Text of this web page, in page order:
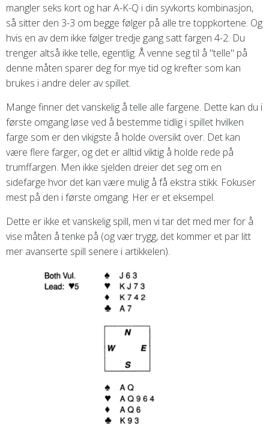
mangler seks kort og har A-K-Q i din syvkorts kombinasjon,
så sitter den 3-3 om begge følger på alle tre toppkortene. Og
hvis en av dem ikke følger tredje gang satt fargen 4-2. Du
trenger altså ikke telle, egentlig. Å venne seg til å "telle" på
denne måten sparer deg for mye tid og krefter som kan
brukes i andre deler av spillet.
Mange finner det vanskelig å telle alle fargene. Dette kan du i
første omgang løse ved å bestemme tidlig i spillet hvilken
farge som er den vikigste å holde oversikt over. Det kan
være flere farger, og det er alltid viktig å holde rede på
trumffargen. Men ikke sjelden dreier det seg om en
sidefarge hvor det kan være mulig å få ekstra stikk. Fokuser
mest på den i første omgang. Her er et eksempel.
Dette er ikke et vanskelig spill, men vi tar det med mer for å
vise måten å tenke på (og vær trygg, det kommer et par litt
mer avanserte spill senere i artikkelen).